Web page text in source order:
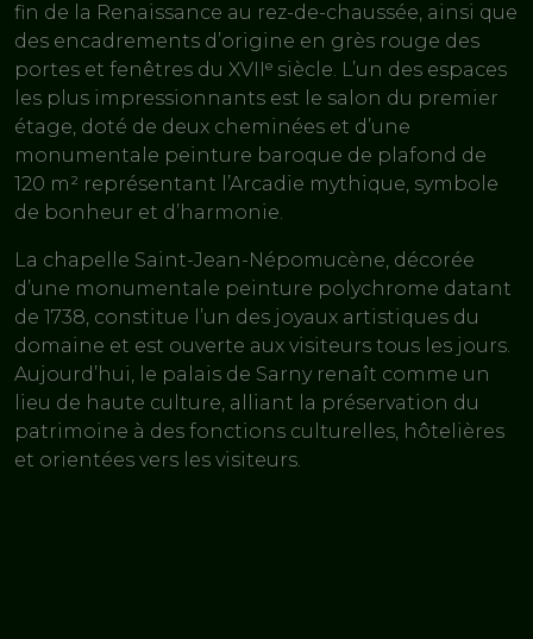
fin de la Renaissance au rez-de-chaussée, ainsi que
des encadrements d’origine en grès rouge des
portes et fenêtres du XVIIᵉ siècle. L’un des espaces
les plus impressionnants est le salon du premier
étage, doté de deux cheminées et d’une
monumentale peinture baroque de plafond de
120 m² représentant l’Arcadie mythique, symbole
de bonheur et d’harmonie.
La chapelle Saint-Jean-Népomucène, décorée
d’une monumentale peinture polychrome datant
de 1738, constitue l’un des joyaux artistiques du
domaine et est ouverte aux visiteurs tous les jours.
Aujourd’hui, le palais de Sarny renaît comme un
lieu de haute culture, alliant la préservation du
patrimoine à des fonctions culturelles, hôtelières
et orientées vers les visiteurs.